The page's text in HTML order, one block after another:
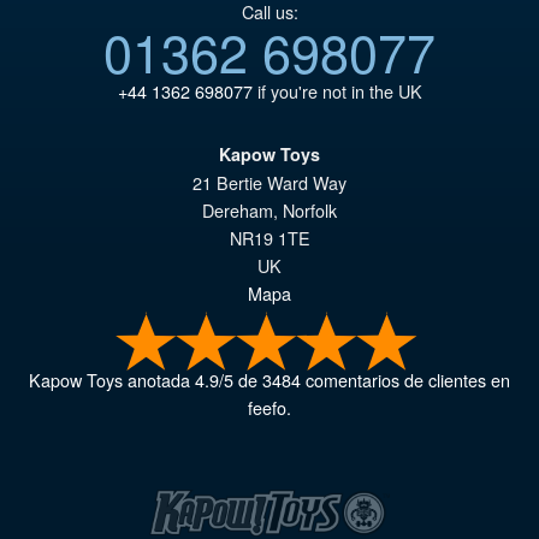
Call us:
01362 698077
+44 1362 698077if you're not in the UK
Kapow Toys
21 Bertie Ward Way
Dereham, Norfolk
NR19 1TE
UK
Mapa
Kapow Toysanotada4.9/5de3484comentarios de clientes en
feefo.